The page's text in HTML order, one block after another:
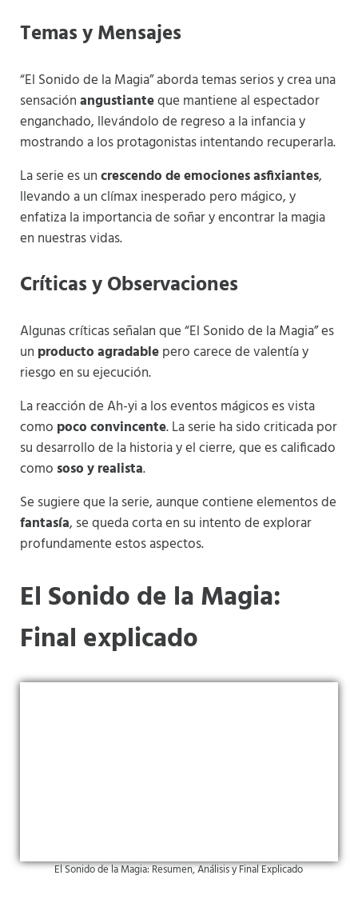
Temas y Mensajes
“El Sonido de la Magia” aborda temas serios y crea una
sensaciónangustianteque mantiene al espectador
enganchado, llevándolo de regreso a la infancia y
mostrando a los protagonistas intentando recuperarla​​.
La serie es uncrescendo de emociones asfixiantes,
llevando a un clímax inesperado pero mágico, y
enfatiza la importancia de soñar y encontrar la magia
en nuestras vidas​​.
Críticas y Observaciones
Algunas críticas señalan que “El Sonido de la Magia” es
un producto agradablepero carece de valentía y
riesgo en su ejecución.
La reacción de Ah-yi a los eventos mágicos es vista
como poco convincente. La serie ha sido criticada por
su desarrollo de la historia y el cierre, que es calificado
como soso y realista.
Se sugiere que la serie, aunque contiene elementos de
fantasía, se queda corta en su intento de explorar
profundamente estos aspectos​​.
El Sonido de la Magia:
Final explicado
El Sonido de la Magia: Resumen, Análisis y Final Explicado